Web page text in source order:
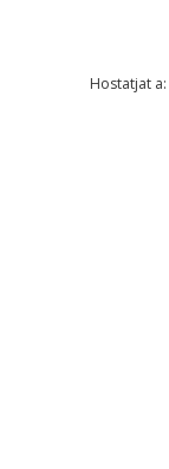
Hostatjat a: